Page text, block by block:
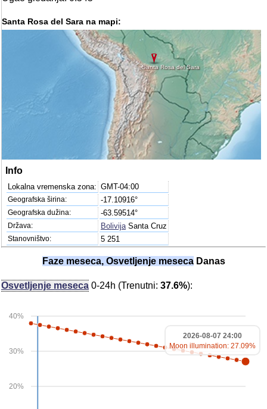
Santa Rosa del Sara na mapi:
Santa Rosa del Sara
Info
Lokalna vremenska zona: GMT-04:00
Geografska širina: -17.10916°
Geografska dužina: -63.59514°
Država: Bolivija Santa Cruz
Stanovništvo: 5 251
Faze meseca, Osvetljenje mesecaDanas
Osvetljenje meseca 0-24h (Trenutni: 37.6%):
20%
30%
40%
2026-08-07 24:00
Moon illumination: 27.09%